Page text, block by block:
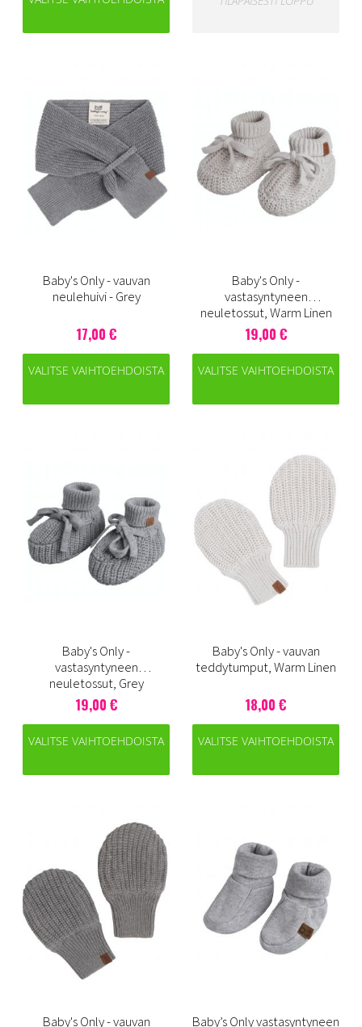
Baby's Only - vauvan
neulehuivi - Grey
17,00 €
VALITSE VAIHTOEHDOISTA
Baby's Only -
vastasyntyneen
neuletossut, Warm Linen
19,00 €
VALITSE VAIHTOEHDOISTA
Baby's Only -
vastasyntyneen
neuletossut, Grey
19,00 €
VALITSE VAIHTOEHDOISTA
Baby's Only - vauvan
teddytumput, Warm Linen
18,00 €
VALITSE VAIHTOEHDOISTA
Baby's Only - vauvan
Baby’s Only vastasyntyneen